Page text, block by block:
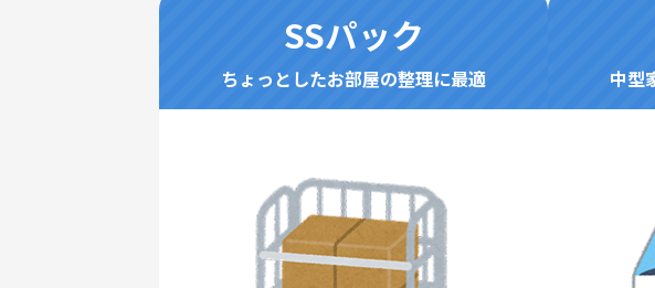
SSパック
ちょっとしたお部屋の整理に最適 中型